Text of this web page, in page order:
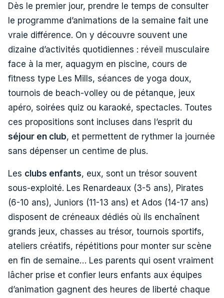
Dès le premier jour, prendre le temps de consulter
le programme d’animations de la semaine fait une
vraie différence. On y découvre souvent une
dizaine d’activités quotidiennes : réveil musculaire
face à la mer, aquagym en piscine, cours de
fitness type Les Mills, séances de yoga doux,
tournois de beach-volley ou de pétanque, jeux
apéro, soirées quiz ou karaoké, spectacles. Toutes
ces propositions sont incluses dans l’esprit du
séjour en club, et permettent de rythmer la journée
sans dépenser un centime de plus.
Les clubs enfants, eux, sont un trésor souvent
sous-exploité. Les Renardeaux (3-5 ans), Pirates
(6-10 ans), Juniors (11-13 ans) et Ados (14-17 ans)
disposent de créneaux dédiés où ils enchaînent
grands jeux, chasses au trésor, tournois sportifs,
ateliers créatifs, répétitions pour monter sur scène
en fin de semaine… Les parents qui osent vraiment
lâcher prise et confier leurs enfants aux équipes
d’animation gagnent des heures de liberté chaque